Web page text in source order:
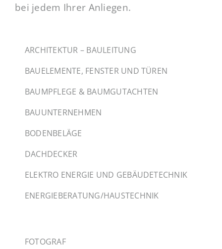
bei jedem Ihrer Anliegen.
ARCHITEKTUR – BAULEITUNG
BAUELEMENTE, FENSTER UND TÜREN
BAUMPFLEGE & BAUMGUTACHTEN
BAUUNTERNEHMEN
BODENBELÄGE
DACHDECKER
ELEKTRO ENERGIE UND GEBÄUDETECHNIK
ENERGIEBERATUNG/HAUSTECHNIK
FOTOGRAF